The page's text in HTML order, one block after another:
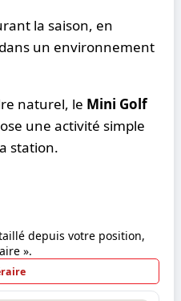
la saison, en
un environnement
naturel, le Mini Golf
une activité simple
station.
depuis votre position,
».